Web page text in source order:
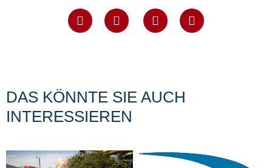
DAS KÖNNTE SIE AUCH
INTERESSIEREN